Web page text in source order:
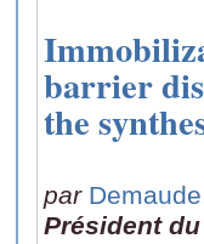
barrier
the
par
Président